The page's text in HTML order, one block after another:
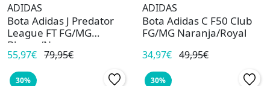
ADIDAS
Bota Adidas J Predator
League FT FG/MG
Blanco/Ngr
55,97€ 79,95€
ADIDAS
Bota Adidas C F50 Club
FG/MG Naranja/Royal
34,97€ 49,95€
30% 30%